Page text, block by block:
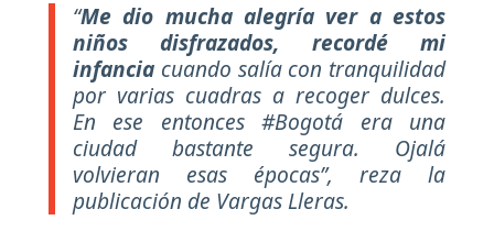
“Me dio mucha alegría ver a estos
niños disfrazados, recordé mi
infancia cuando salía con tranquilidad
por varias cuadras a recoger dulces.
En ese entonces #Bogotá era una
ciudad bastante segura. Ojalá
volvieran esas épocas”, reza la
publicación de Vargas Lleras.